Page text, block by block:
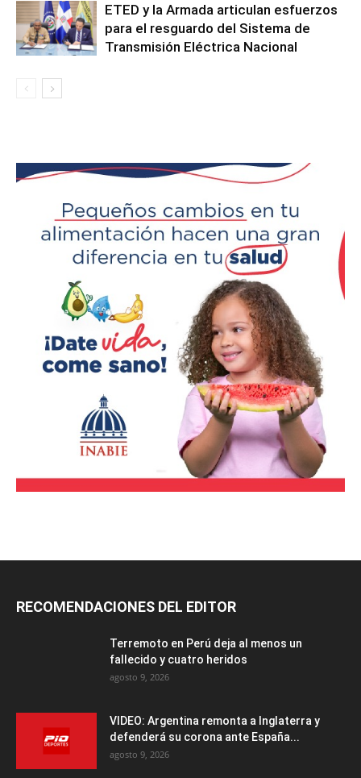
ETED y la Armada articulan esfuerzos
para el resguardo del Sistema de
Transmisión Eléctrica Nacional
RECOMENDACIONES DEL EDITOR
Terremoto en Perú deja al menos un
fallecido y cuatro heridos
agosto 9, 2026
VIDEO: Argentina remonta a Inglaterra y
defenderá su corona ante España...
agosto 9, 2026